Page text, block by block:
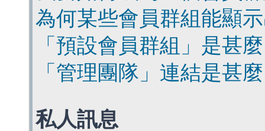
為何某些會員群組能顯
「預設會員群組」是甚
「管理團隊」連結是甚
私人訊息